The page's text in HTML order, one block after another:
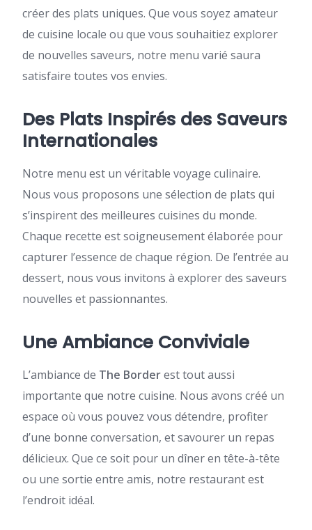
créer des plats uniques. Que vous soyez amateur
de cuisine locale ou que vous souhaitiez explorer
de nouvelles saveurs, notre menu varié saura
satisfaire toutes vos envies.
Des Plats Inspirés des Saveurs
Internationales
Notre menu est un véritable voyage culinaire.
Nous vous proposons une sélection de plats qui
s’inspirent des meilleures cuisines du monde.
Chaque recette est soigneusement élaborée pour
capturer l’essence de chaque région. De l’entrée au
dessert, nous vous invitons à explorer des saveurs
nouvelles et passionnantes.
Une Ambiance Conviviale
L’ambiance de The Borderest tout aussi
importante que notre cuisine. Nous avons créé un
espace où vous pouvez vous détendre, profiter
d’une bonne conversation, et savourer un repas
délicieux. Que ce soit pour un dîner en tête-à-tête
ou une sortie entre amis, notre restaurant est
l’endroit idéal.